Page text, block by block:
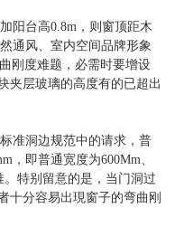
阳台高0.8m，则窗顶距木
通风、室内空间品牌形象
刚度难题，必需时要增设
夹层玻璃的高度有的已超出
准洞边规范中的请求，普
，即普通宽度为600Mm、
。特别留意的是，当门洞过
十分容易出現窗子的弯曲刚